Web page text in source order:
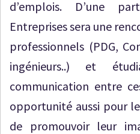
d’emplois. D’une
Entreprises sera une
professionnels (PDG,
ingénieurs..) et
communication entre
opportunité aussi pour
de promouvoir leur